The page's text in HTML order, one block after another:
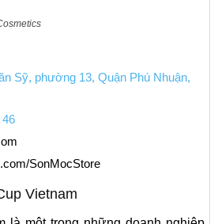
Sỹ, phường 13, Quận Phú Nhuận,
46
SonMocStore
Vietnam